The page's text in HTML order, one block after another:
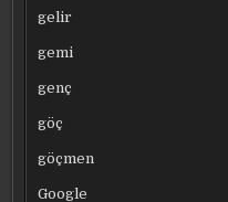
gelir
gemi
genç
göç
göçmen
Google